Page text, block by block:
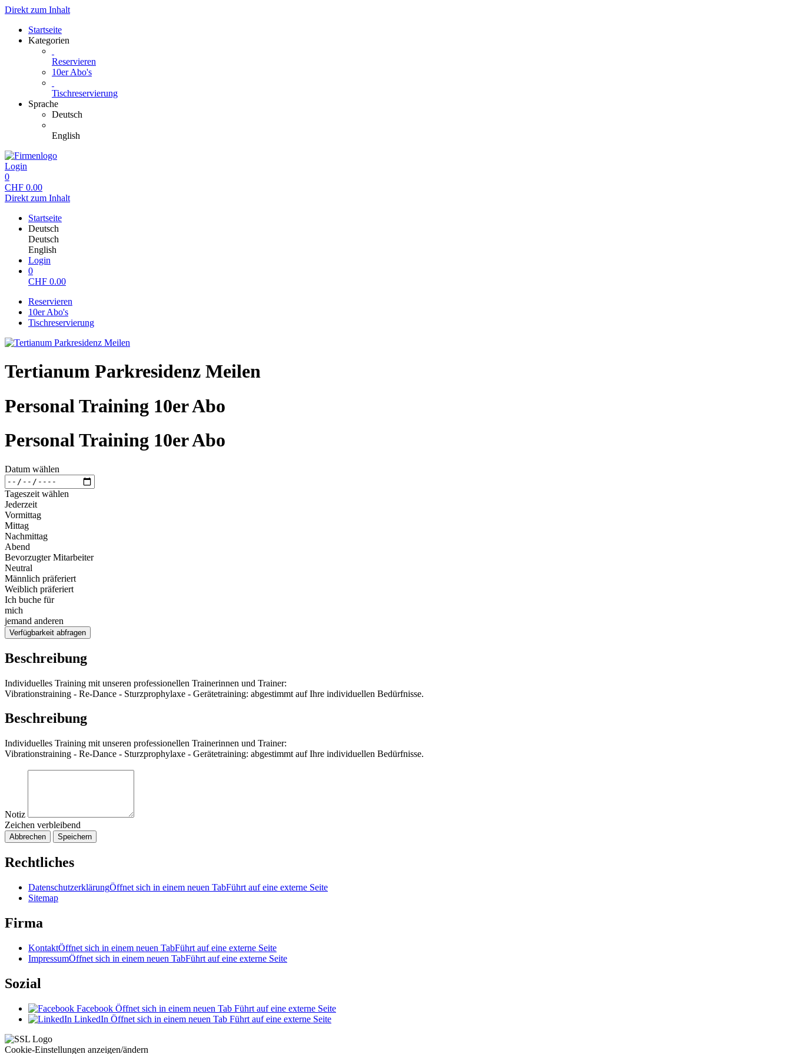
Direkt zum Inhalt
Startseite
Kategorien
Reservieren
10er Abo's
Tischreservierung
Sprache
Deutsch
English
Login
0
CHF 0.00
Direkt zum Inhalt
Startseite
Deutsch
Deutsch
English
Login
0
CHF 0.00
Reservieren
10er Abo's
Tischreservierung
Tertianum Parkresidenz Meilen
Personal Training 10er Abo
Personal Training 10er Abo
Datum wählen
Tageszeit wählen
Jederzeit
Vormittag
Mittag
Nachmittag
Abend
Bevorzugter Mitarbeiter
Neutral
Männlich präferiert
Weiblich präferiert
Ich buche für
mich
jemand anderen
Verfügbarkeit abfragen
Beschreibung
Individuelles Training mit unseren professionellen Trainerinnen und Trainer:
Vibrationstraining - Re-Dance - Sturzprophylaxe - Gerätetraining: abgestimmt auf Ihre individuellen Bedürfnisse.
Beschreibung
Individuelles Training mit unseren professionellen Trainerinnen und Trainer:
Vibrationstraining - Re-Dance - Sturzprophylaxe - Gerätetraining: abgestimmt auf Ihre individuellen Bedürfnisse.
Notiz
Zeichen verbleibend
Abbrechen Speichern
Rechtliches
DatenschutzerklärungÖffnet sich in einem neuen TabFührt auf eine externe Seite
Sitemap
Firma
KontaktÖffnet sich in einem neuen TabFührt auf eine externe Seite
ImpressumÖffnet sich in einem neuen TabFührt auf eine externe Seite
Sozial
Facebook Öffnet sich in einem neuen Tab Führt auf eine externe Seite
LinkedIn Öffnet sich in einem neuen Tab Führt auf eine externe Seite
Cookie-Einstellungen anzeigen/ändern